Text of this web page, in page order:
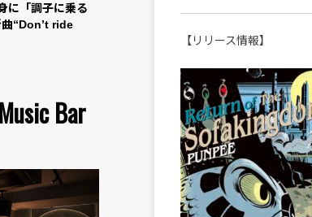
に「調子に乗る
“Don’t ride
Bar
【リリース情報】